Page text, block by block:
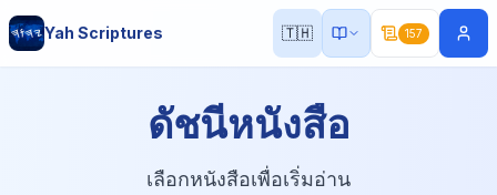
Yah Scriptures 🇹🇭 157
ดัชนีหนังสือ
เลือกหนังสือเพื่อเริ่มอ่าน